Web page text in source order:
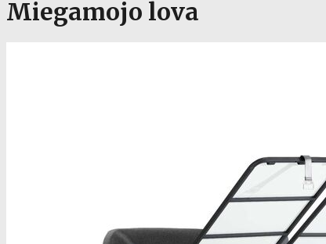
Miegamojo lova